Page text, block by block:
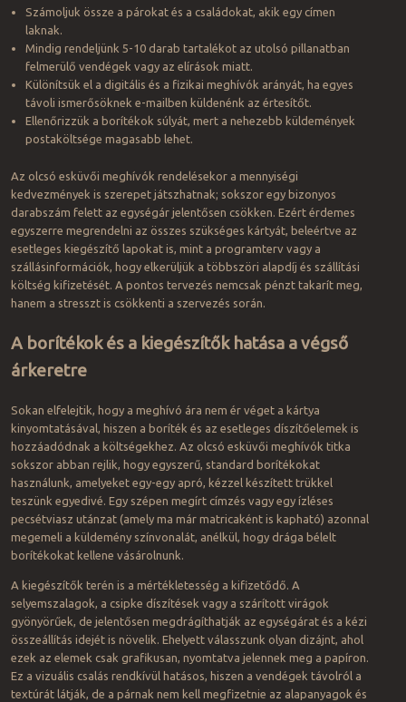
Számoljuk össze a párokat és a családokat, akik egy címen
laknak.
Mindig rendeljünk 5-10 darab tartalékot az utolsó pillanatban
felmerülő vendégek vagy az elírások miatt.
Különítsük el a digitális és a fizikai meghívók arányát, ha egyes
távoli ismerősöknek e-mailben küldenénk az értesítőt.
Ellenőrizzük a borítékok súlyát, mert a nehezebb küldemények
postaköltsége magasabb lehet.
Az olcsó esküvői meghívók rendelésekor a mennyiségi
kedvezmények is szerepet játszhatnak; sokszor egy bizonyos
darabszám felett az egységár jelentősen csökken. Ezért érdemes
egyszerre megrendelni az összes szükséges kártyát, beleértve az
esetleges kiegészítő lapokat is, mint a programterv vagy a
szállásinformációk, hogy elkerüljük a többszöri alapdíj és szállítási
költség kifizetését. A pontos tervezés nemcsak pénzt takarít meg,
hanem a stresszt is csökkenti a szervezés során.
A borítékok és a kiegészítők hatása a végső
árkeretre
Sokan elfelejtik, hogy a meghívó ára nem ér véget a kártya
kinyomtatásával, hiszen a boríték és az esetleges díszítőelemek is
hozzáadódnak a költségekhez. Az olcsó esküvői meghívók titka
sokszor abban rejlik, hogy egyszerű, standard borítékokat
használunk, amelyeket egy-egy apró, kézzel készített trükkel
teszünk egyedivé. Egy szépen megírt címzés vagy egy ízléses
pecsétviasz utánzat (amely ma már matricaként is kapható) azonnal
megemeli a küldemény színvonalát, anélkül, hogy drága bélelt
borítékokat kellene vásárolnunk.
A kiegészítők terén is a mértékletesség a kifizetődő. A
selyemszalagok, a csipke díszítések vagy a szárított virágok
gyönyörűek, de jelentősen megdrágíthatják az egységárat és a kézi
összeállítás idejét is növelik. Ehelyett válasszunk olyan dizájnt, ahol
ezek az elemek csak grafikusan, nyomtatva jelennek meg a papíron.
Ez a vizuális csalás rendkívül hatásos, hiszen a vendégek távolról a
textúrát látják, de a párnak nem kell megfizetnie az alapanyagok és